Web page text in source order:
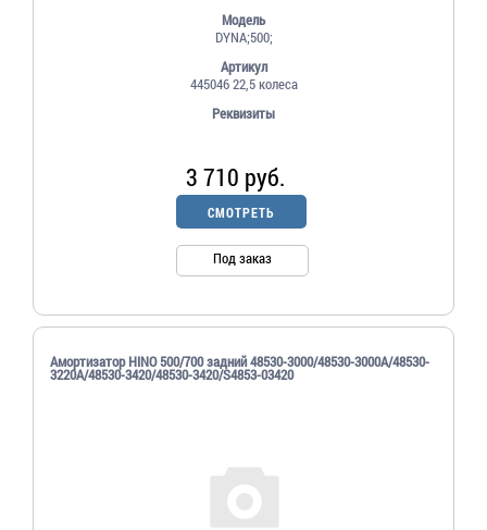
Модель
DYNA;500;
Артикул
445046 22,5 колеса
Реквизиты
3 710 руб.
СМОТРЕТЬ
Под заказ
Амортизатор HINO 500/700 задний 48530-3000/48530-3000A/48530-
3220A/48530-3420/48530-3420/S4853-03420